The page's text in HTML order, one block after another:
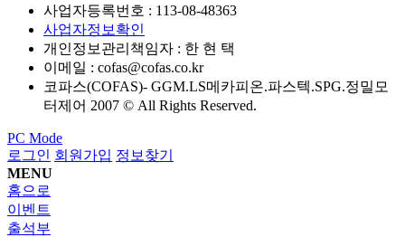
사업자등록번호 : 113-08-48363
사업자정보확인
개인정보관리책임자 : 한 현 택
이메일 : cofas@cofas.co.kr
코파스(COFAS)- GGM.LS메카피온.파스텍.SPG.정밀모
터제어 2007 © All Rights Reserved.
PC Mode
로그인 회원가입 정보찾기
MENU
홈으로
이벤트
출석부